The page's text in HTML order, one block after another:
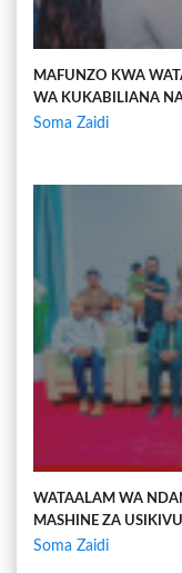
MAFUNZO KWA
WA KUKABILIANA
Soma Zaidi
WATAALAM WA
MASHINE ZA
Soma Zaidi